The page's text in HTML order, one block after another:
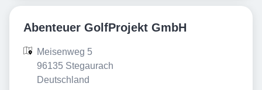
Abenteuer GolfProjekt GmbH
Meisenweg 5
96135 Stegaurach
Deutschland